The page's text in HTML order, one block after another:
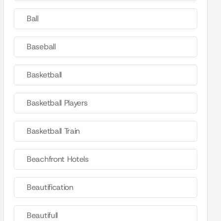
Ball
Baseball
Basketball
Basketball Players
Basketball Train
Beachfront Hotels
Beautification
Beautifull